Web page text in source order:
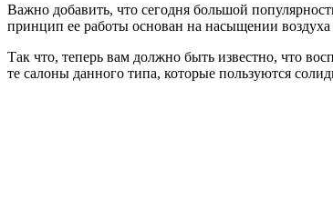
Важно добавить, что сегодня большой
принцип ее работы основан на насыщении
Так что, теперь вам должно быть известно, что
те салоны данного типа, которые пользуются